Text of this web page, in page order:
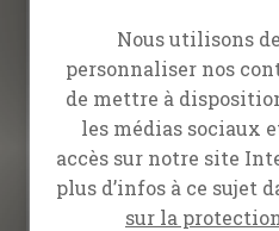
en
15
École
Quito,
Nous utilisons
personnaliser nos
de mettre à
les médias sociaux
accès sur notre site
plus d’infos à ce sujet
sur la